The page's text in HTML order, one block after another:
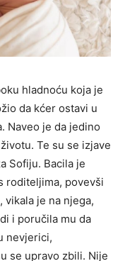
hladnoću koja je
da kćer ostavi u
Naveo je da jedino
Te su se izjave
Sofiju. Bacila je
roditeljima, povevši
je na njega,
i poručila mu da
nevjerici,
se upravo zbili. Nije